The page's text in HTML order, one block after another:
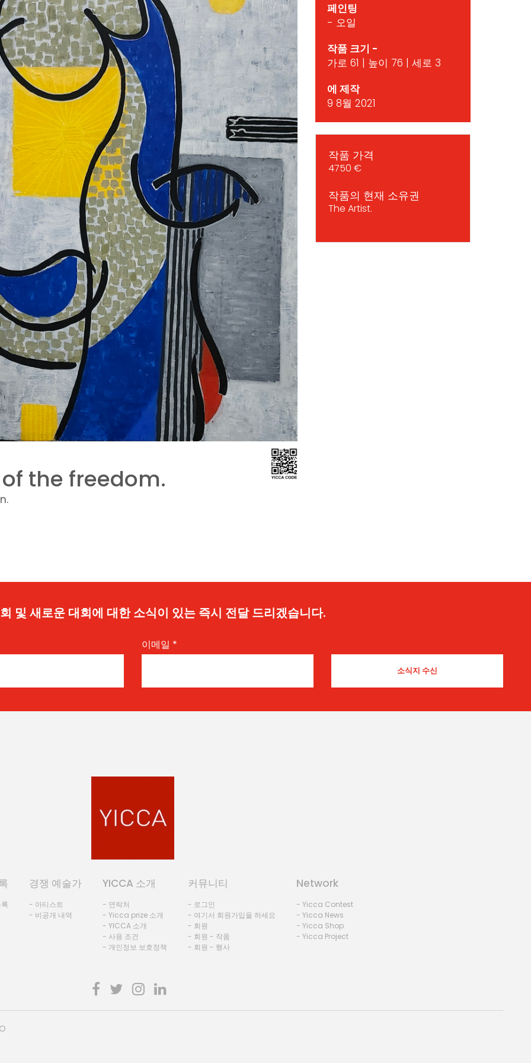
the freedom.
페인팅
- 오일
작품 크기 -
가로 61 | 높이 76 | 세로 3
에 제작
9 8월 2021
작품 가격
4750 €
작품의 현재 소유권
The Artist.
및 새로운 대회에 대한 소식이 있는 즉시 전달 드리겠습니다.
이메일 *
경쟁 예술가
- 아티스트
- 비공개 내역
YICCA 소개
- 연락처
- Yicca prize 소개
- YICCA 소개
- 사용 조건
- 개인정보 보호정책
커뮤니티
- 로그인
- 여기서 회원가입을 하세요
- 회원
- 회원 - 작품
- 회원 - 행사
Network
- Yicca Contest
- Yicca News
- Yicca Shop
- Yicca Project